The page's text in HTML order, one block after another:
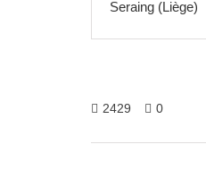
Seraing (Liège)
2429 0